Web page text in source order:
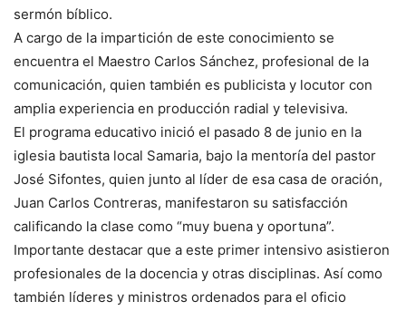
sermón bíblico.
A cargo de la impartición de este conocimiento se
encuentra el Maestro Carlos Sánchez, profesional de la
comunicación, quien también es publicista y locutor con
amplia experiencia en producción radial y televisiva.
El programa educativo inició el pasado 8 de junio en la
iglesia bautista local Samaria, bajo la mentoría del pastor
José Sifontes, quien junto al líder de esa casa de oración,
Juan Carlos Contreras, manifestaron su satisfacción
calificando la clase como “muy buena y oportuna”.
Importante destacar que a este primer intensivo asistieron
profesionales de la docencia y otras disciplinas. Así como
también líderes y ministros ordenados para el oficio